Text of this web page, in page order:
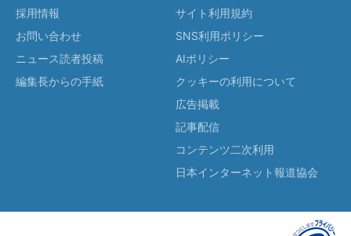
採用情報
お問い合わせ
ニュース読者投稿
編集長からの手紙
サイト利用規約
SNS利用ポリシー
AIポリシー
クッキーの利用について
広告掲載
記事配信
コンテンツ二次利用
日本インターネット報道協会